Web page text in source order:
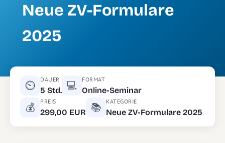
Neue ZV-Formulare
2025
⏲ DAUER
5 Std. 💻 FORMAT
Online-Seminar
💰 PREIS
299,00 EUR 📚 KATEGORIE
Neue ZV-Formulare 2025